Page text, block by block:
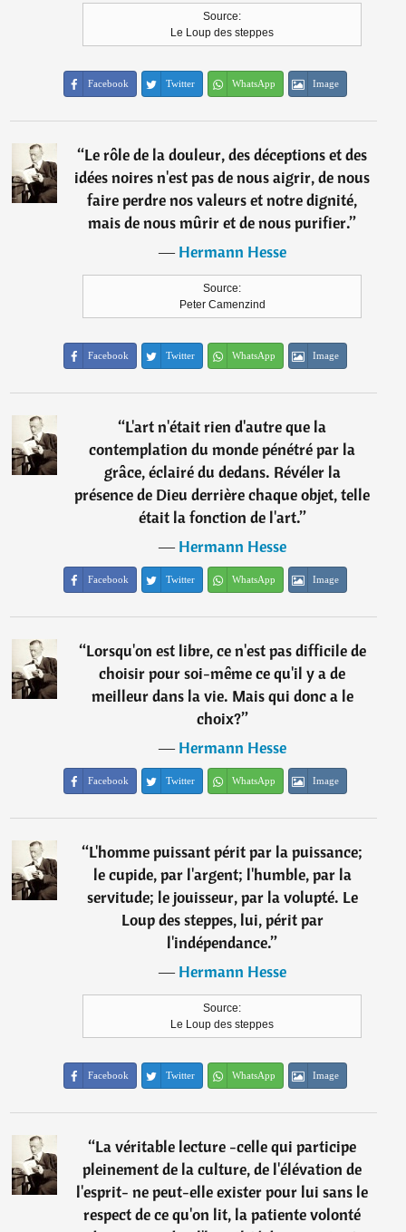
Source:
Le Loup des steppes
Facebook Twitter WhatsApp Image
“Le rôle de la douleur, des déceptions et des
idées noires n'est pas de nous aigrir, de nous
faire perdre nos valeurs et notre dignité,
mais de nous mûrir et de nous purifier.”
―Hermann Hesse
Source:
Peter Camenzind
Facebook Twitter WhatsApp Image
“L'art n'était rien d'autre que la
contemplation du monde pénétré par la
grâce, éclairé du dedans. Révéler la
présence de Dieu derrière chaque objet, telle
était la fonction de l'art.”
―Hermann Hesse
Facebook Twitter WhatsApp Image
“Lorsqu'on est libre, ce n'est pas difficile de
choisir pour soi-même ce qu'il y a de
meilleur dans la vie. Mais qui donc a le
choix?”
―Hermann Hesse
Facebook Twitter WhatsApp Image
“L'homme puissant périt par la puissance;
le cupide, par l'argent; l'humble, par la
servitude; le jouisseur, par la volupté. Le
Loup des steppes, lui, périt par
l'indépendance.”
―Hermann Hesse
Source:
Le Loup des steppes
Facebook Twitter WhatsApp Image
“La véritable lecture -celle qui participe
pleinement de la culture, de l'élévation de
l'esprit- ne peut-elle exister pour lui sans le
respect de ce qu'on lit, la patiente volonté